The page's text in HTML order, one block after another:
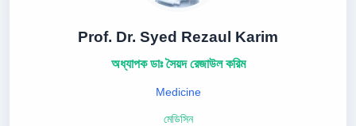
Prof. Dr. Syed Rezaul Karim
অধ্যাপক ডাঃ সৈয়দ রেজাউল করিম
Medicine
মেডিসিন